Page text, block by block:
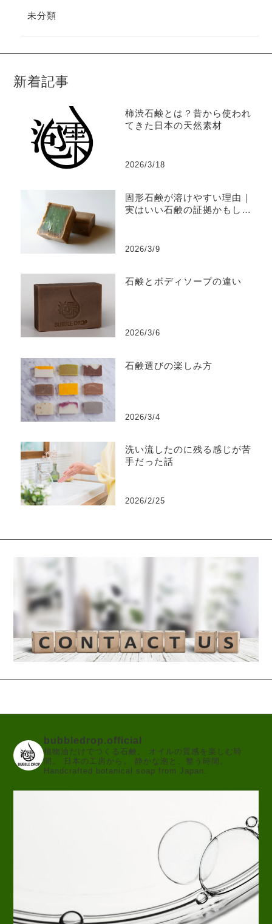
未分類
新着記事
柿渋石鹸とは？昔から使われ
てきた日本の天然素材
2026/3/18
固形石鹸が溶けやすい理由｜
実はいい石鹸の証拠かもしれ
2026/3/9
石鹸とボディソープの違い
2026/3/6
石鹸選びの楽しみ方
2026/3/4
洗い流したのに残る感じが苦
手だった話
2026/2/25
bubbledrop.official
植物油だけでつくる石鹸。
オイルの質感を楽しむ時
間。
日本の工房から。
静かな泡と、整う時間。
Handcrafted botanical soap from Japan.